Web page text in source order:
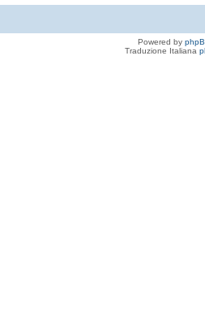
Powered by
Traduzione Italiana